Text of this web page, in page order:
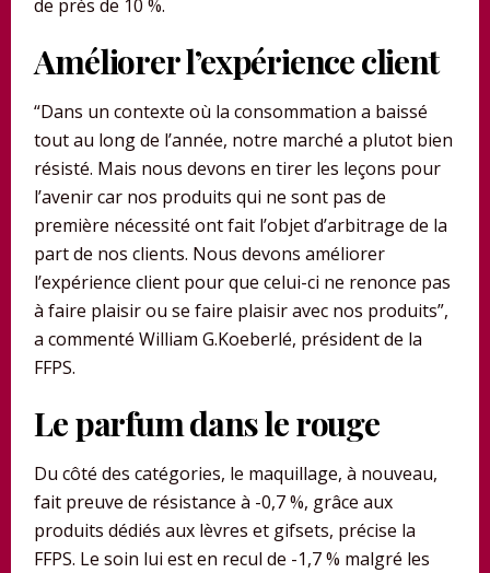
de près de 10 %.
Améliorer l’expérience client
“Dans un contexte où la consommation a baissé
tout au long de l’année, notre marché a plutot bien
résisté. Mais nous devons en tirer les leçons pour
l’avenir car nos produits qui ne sont pas de
première nécessité ont fait l’objet d’arbitrage de la
part de nos clients. Nous devons améliorer
l’expérience client pour que celui-ci ne renonce pas
à faire plaisir ou se faire plaisir avec nos produits”,
a commenté William G.Koeberlé, président de la
FFPS.
Le parfum dans le rouge
Du côté des catégories, le maquillage, à nouveau,
fait preuve de résistance à -0,7 %, grâce aux
produits dédiés aux lèvres et gifsets, précise la
FFPS. Le soin lui est en recul de -1,7 % malgré les